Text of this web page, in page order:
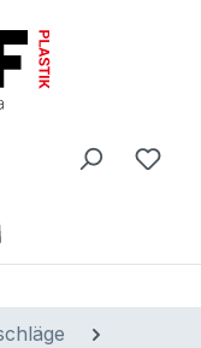
Warenkorb enthält